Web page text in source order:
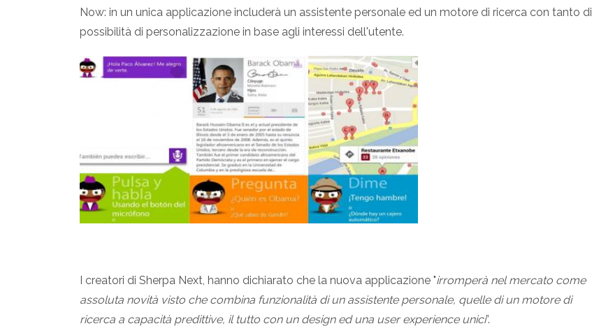
Now: in un unica applicazione includerà un assistente personale ed un motore di ricerca con tanto di
possibilità di personalizzazione in base agli interessi dell'utente.
I creatori di Sherpa Next, hanno dichiarato che la nuova applicazione "irromperà nel mercato come
assoluta novità visto che combina funzionalità di un assistente personale, quelle di un motore di
ricerca a capacità predittive, il tutto con un design ed una user experience unici”.